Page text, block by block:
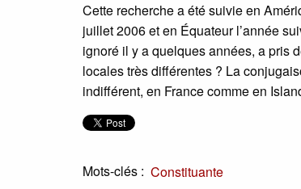
Cette recherche a été suivie en
juillet 2006 et en Équateur l’année
ignoré il y a quelques années, a pris
locales très différentes ? La
indifférent, en France comme en
Mots-clés : Constituante